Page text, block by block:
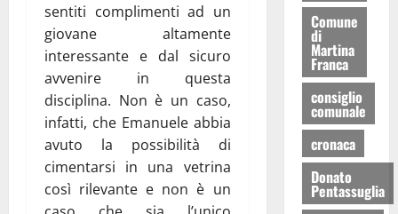
sentiti complimenti ad un
giovane altamente
interessante e dal sicuro
avvenire in questa
disciplina. Non è un caso,
infatti, che Emanuele abbia
avuto la possibilità di
cimentarsi in una vetrina
così rilevante e non è un
Comune
di
Martina
Franca
consiglio
comunale
cronaca
Donato
Pentassuglia